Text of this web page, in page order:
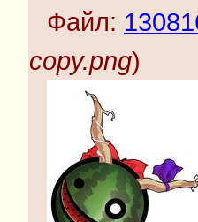
Файл:
copy.png)